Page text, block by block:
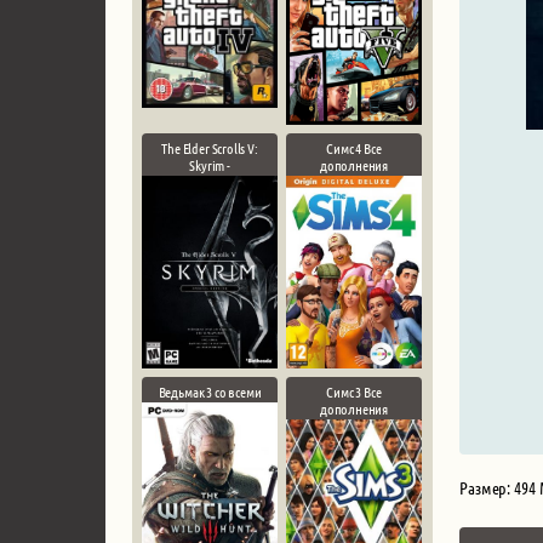
The Elder Scrolls V:
Skyrim -
Симс 4 Все
дополнения
Ведьмак 3 со всеми
Симс 3 Все
дополнения
Размер: 494